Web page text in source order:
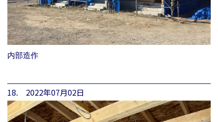
内部造作
18. 2022年07月02日